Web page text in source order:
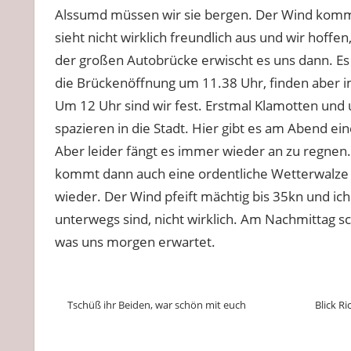
Alssumd müssen wir sie bergen. Der Wind
sieht nicht wirklich freundlich aus und wir
der großen Autobrücke erwischt es uns dann.
die Brückenöffnung um 11.38 Uhr, finden aber
Um 12 Uhr sind wir fest. Erstmal Klamotten
spazieren in die Stadt. Hier gibt es am Abend
Aber leider fängt es immer wieder an zu
kommt dann auch eine ordentliche
wieder. Der Wind pfeift mächtig bis 35kn und
unterwegs sind, nicht wirklich. Am Nachmittag
was uns morgen erwartet.
Tschüß ihr Beiden, war schön mit euch Blick